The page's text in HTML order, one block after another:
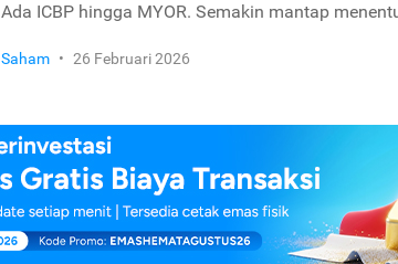
Ada ICBP hingga MYOR. Semakin mantap
Saham • 26 Februari 2026